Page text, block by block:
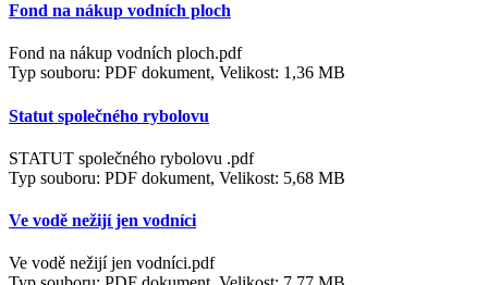
Fond na nákup vodních ploch
Fond na nákup vodních ploch.pdf
Typ souboru: PDF dokument, Velikost: 1,36 MB
Statut společného rybolovu
STATUT společného rybolovu .pdf
Typ souboru: PDF dokument, Velikost: 5,68 MB
Ve vodě nežijí jen vodníci
Ve vodě nežijí jen vodníci.pdf